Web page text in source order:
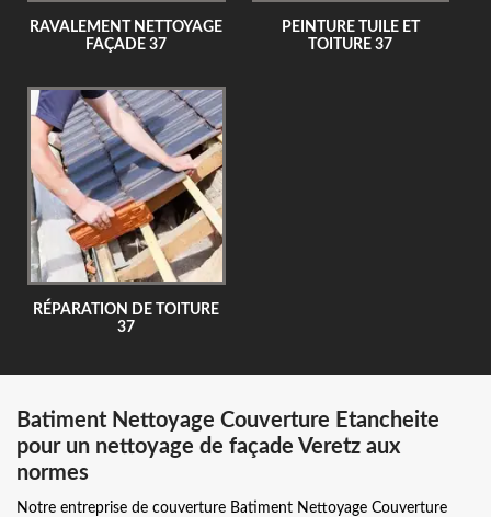
RAVALEMENT NETTOYAGE
FAÇADE 37
PEINTURE TUILE ET
TOITURE 37
RÉPARATION DE TOITURE
37
Batiment Nettoyage Couverture Etancheite
pour un nettoyage de façade Veretz aux
normes
Notre entreprise de couverture Batiment Nettoyage Couverture